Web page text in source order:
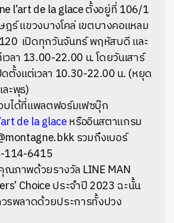
l’art de la glace ตั้งอยู่ที่ 106/1
ร์ แขวงบางโคล่ เขตบางคอแหลม
เปิดทุกวันจันทร์ พฤหัสบดี และ
ลา 13.00-22.00 น. โดยวันเสาร์
ดตั้งแต่เวลา 10.30-22.00 น. (หยุด
ะพุธ)
ได้ที่แพลตฟอร์มเฟซบุ๊ก
de la glaceหรืออินสตาแกรม
รวมถึงเบอร์
114-6415
ภาพด้วยรางวัล LINE MAN
Choice ประจำปี 2023 ฉะนั้น
รพลาดด้วยประการทั้งปวง